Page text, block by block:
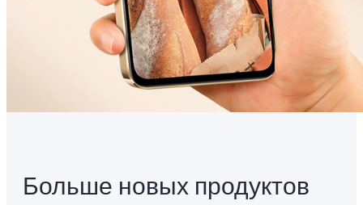
Больше новых продуктов